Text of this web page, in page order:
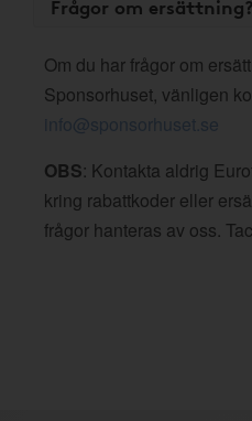
Frågor om ersättning?
Om du har frågor om
Sponsorhuset, vänligen
info@sponsorhuset.se
OBS: Kontakta aldrig
kring rabattkoder eller
frågor hanteras av oss.